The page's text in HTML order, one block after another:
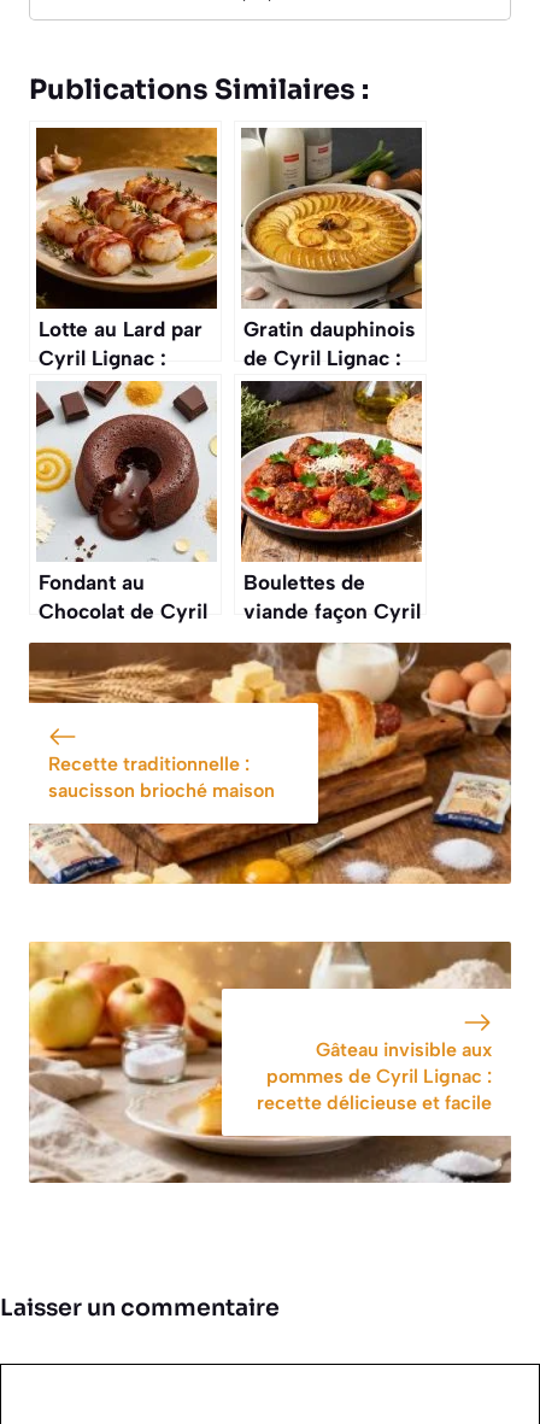
Publications Similaires :
Lotte au Lard par
Cyril Lignac :
recette
Savoureuse
Gratin dauphinois
de Cyril Lignac :
recette
savoureuse
Fondant au
Chocolat de Cyril
Lignac : recette
Facile et
Savoureuse
Boulettes de
viande façon Cyril
Lignac : recette
savoureuse et
facile
Recette traditionnelle :
saucisson brioché maison
Gâteau invisible aux
pommes de Cyril Lignac :
recette délicieuse et facile
Laisser un commentaire